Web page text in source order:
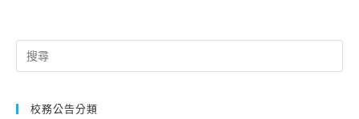
Search
for:
校務公告分類